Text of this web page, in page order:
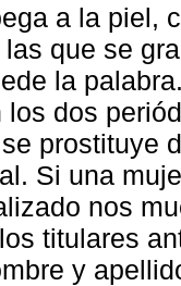
a la piel,
que se
la
los dos
prostituye
Si una
nos
titulares
y